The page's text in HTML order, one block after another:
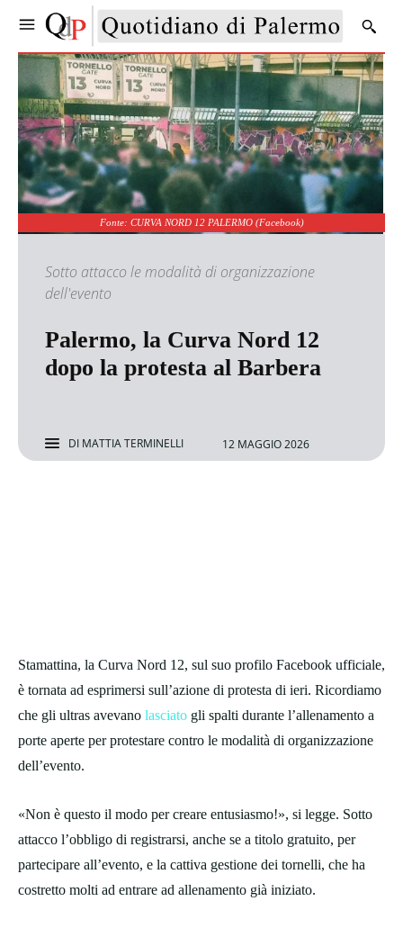
Fonte: CURVA NORD 12 PALERMO (Facebook)
Sotto attacco le modalità di organizzazione
dell'evento
Palermo, la Curva Nord 12
dopo la protesta al Barbera
DI MATTIA TERMINELLI 12 MAGGIO 2026
Stamattina, la Curva Nord 12, sul suo profilo Facebook ufficiale,
è tornata ad esprimersi sull’azione di protesta di ieri. Ricordiamo
che gli ultras avevano lasciato gli spalti durante l’allenamento a
porte aperte per protestare contro le modalità di organizzazione
dell’evento.
«Non è questo il modo per creare entusiasmo!», si legge. Sotto
attacco l’obbligo di registrarsi, anche se a titolo gratuito, per
partecipare all’evento, e la cattiva gestione dei tornelli, che ha
costretto molti ad entrare ad allenamento già iniziato.